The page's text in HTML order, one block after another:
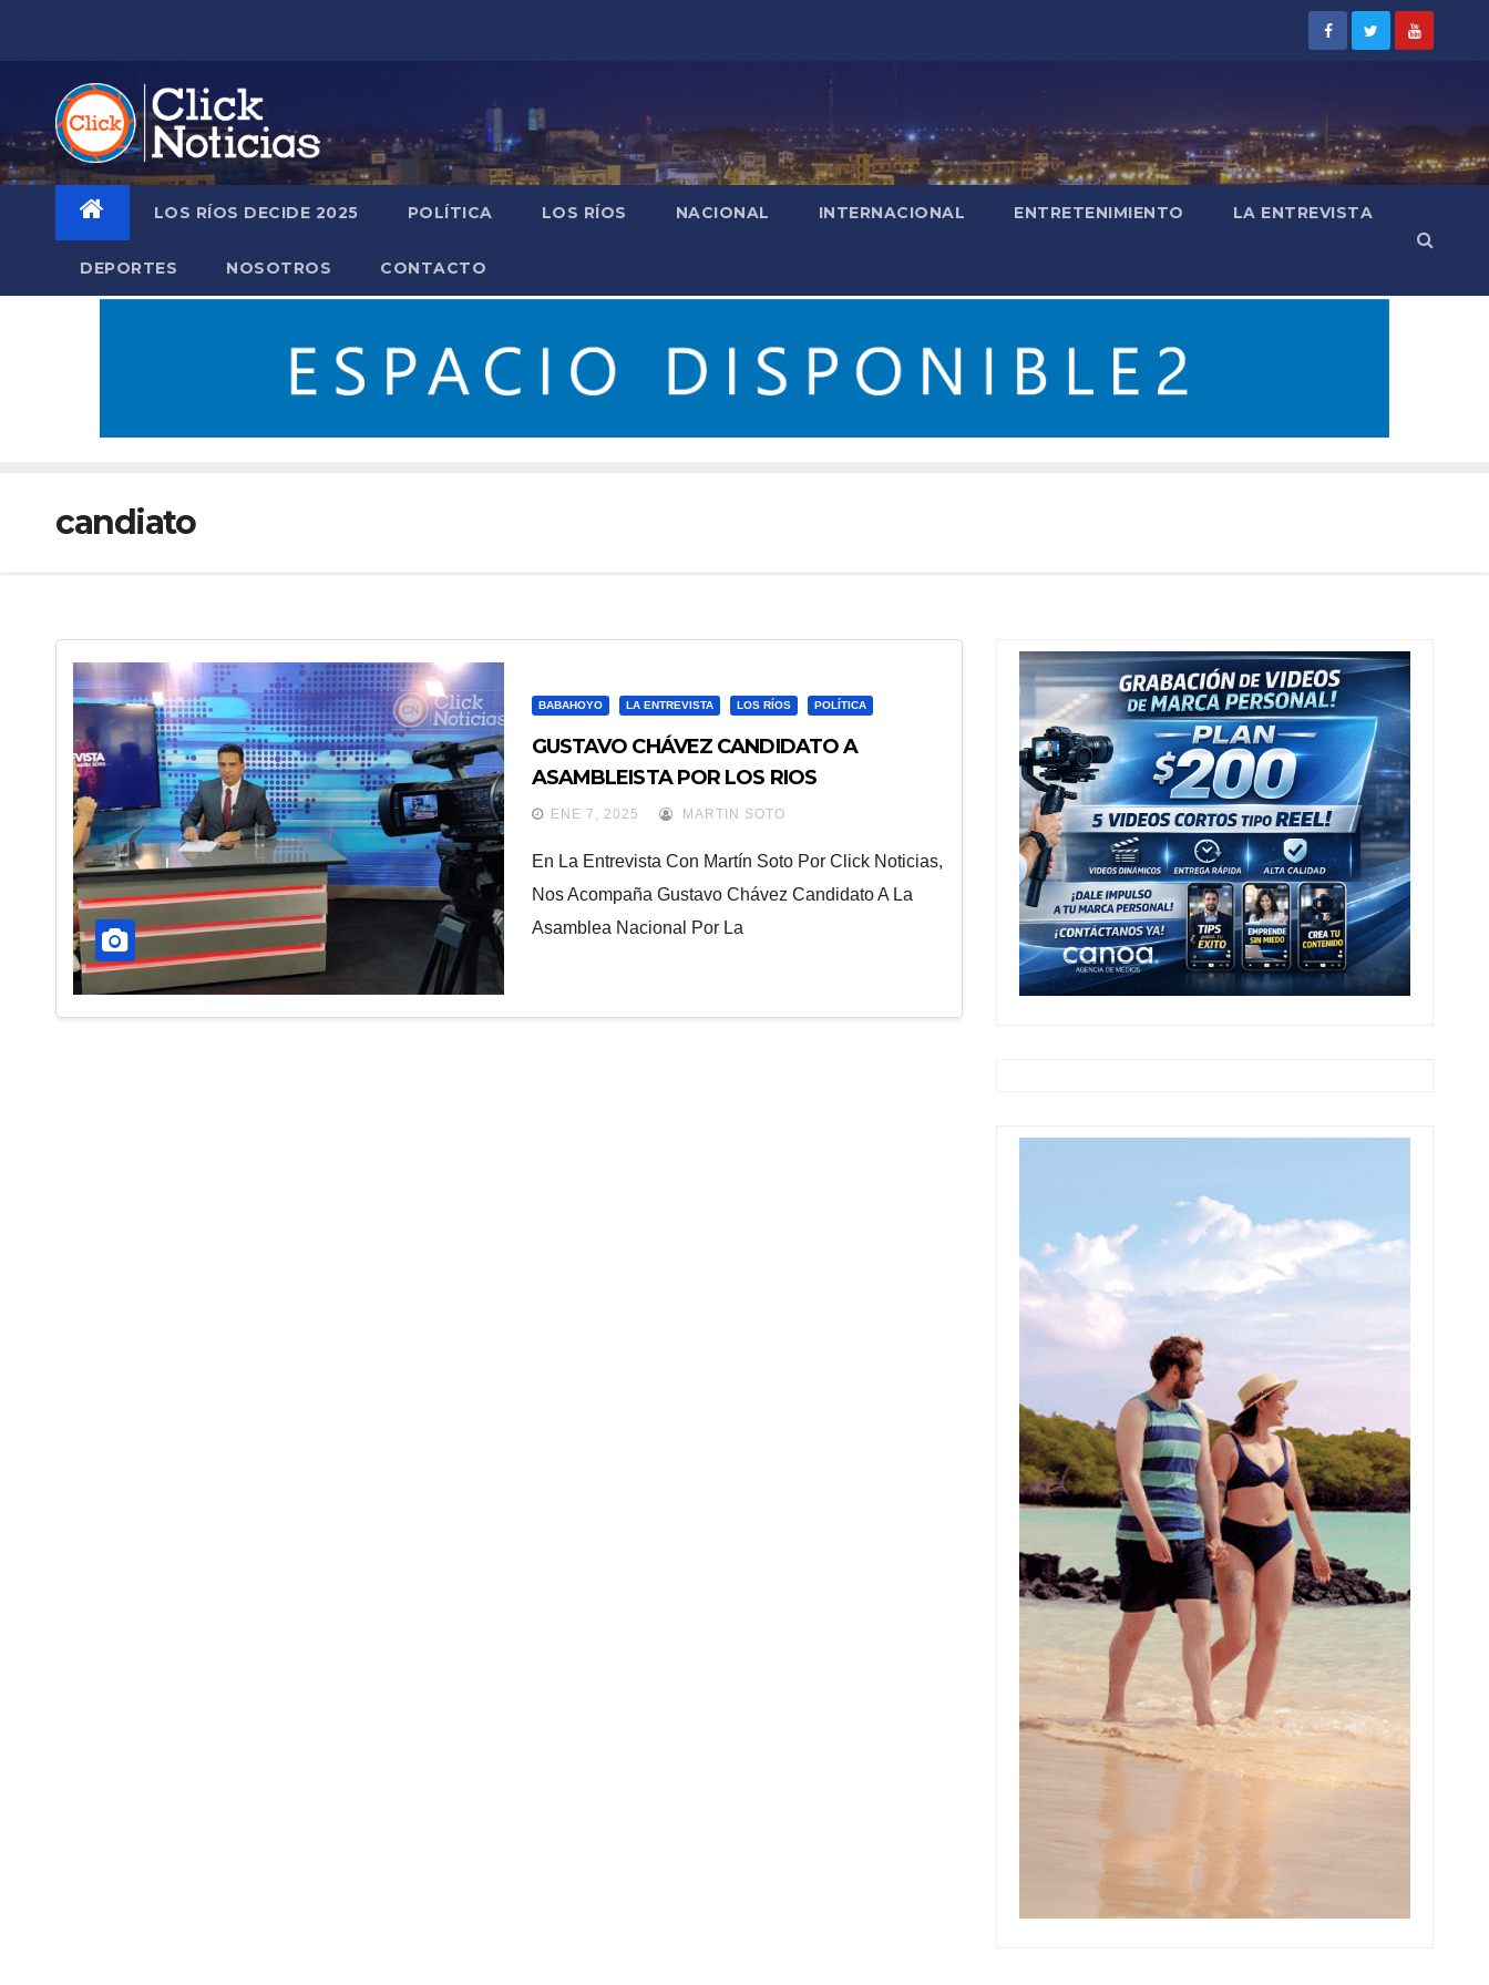
LOS RÍOS DECIDE 2025 POLÍTICA LOS RÍOS NACIONAL INTERNACIONAL ENTRETENIMIENTO LA ENTREVISTA
DEPORTES NOSOTROS CONTACTO
candiato
BABAHOYO LA ENTREVISTA LOS RÍOS POLÍTICA
GUSTAVO CHÁVEZ CANDIDATO A
ASAMBLEISTA POR LOS RIOS
ENE 7, 2025 MARTIN SOTO
En La Entrevista Con Martín Soto Por Click Noticias,
Nos Acompaña Gustavo Chávez Candidato A La
Asamblea Nacional Por La